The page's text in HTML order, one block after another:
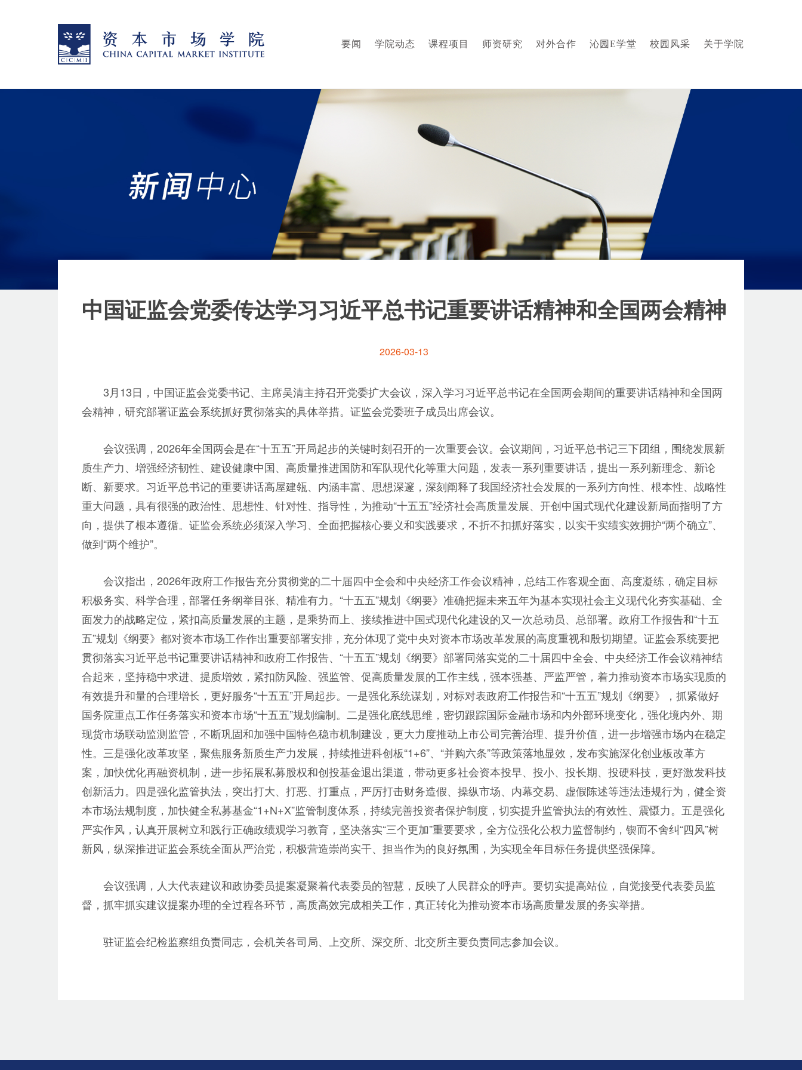
要闻 学院动态 课程项目 师资研究 对外合作 沁园E学堂 校园风采 关于学院
中国证监会党委传达学习习近平总书记重要讲话精神和全国两会精神
2026-03-13
3月13日，中国证监会党委书记、主席吴清主持召开党委扩大会议，深入学习习近平总书记在全国两会期间的重要讲话精神和全国两
会精神，研究部署证监会系统抓好贯彻落实的具体举措。证监会党委班子成员出席会议。
会议强调，2026年全国两会是在“十五五”开局起步的关键时刻召开的一次重要会议。会议期间，习近平总书记三下团组，围绕发展新
质生产力、增强经济韧性、建设健康中国、高质量推进国防和军队现代化等重大问题，发表一系列重要讲话，提出一系列新理念、新论
断、新要求。习近平总书记的重要讲话高屋建瓴、内涵丰富、思想深邃，深刻阐释了我国经济社会发展的一系列方向性、根本性、战略性
重大问题，具有很强的政治性、思想性、针对性、指导性，为推动“十五五”经济社会高质量发展、开创中国式现代化建设新局面指明了方
向，提供了根本遵循。证监会系统必须深入学习、全面把握核心要义和实践要求，不折不扣抓好落实，以实干实绩实效拥护“两个确立”、
做到“两个维护”。
会议指出，2026年政府工作报告充分贯彻党的二十届四中全会和中央经济工作会议精神，总结工作客观全面、高度凝练，确定目标
积极务实、科学合理，部署任务纲举目张、精准有力。“十五五”规划《纲要》准确把握未来五年为基本实现社会主义现代化夯实基础、全
面发力的战略定位，紧扣高质量发展的主题，是乘势而上、接续推进中国式现代化建设的又一次总动员、总部署。政府工作报告和“十五
五”规划《纲要》都对资本市场工作作出重要部署安排，充分体现了党中央对资本市场改革发展的高度重视和殷切期望。证监会系统要把
贯彻落实习近平总书记重要讲话精神和政府工作报告、“十五五”规划《纲要》部署同落实党的二十届四中全会、中央经济工作会议精神结
合起来，坚持稳中求进、提质增效，紧扣防风险、强监管、促高质量发展的工作主线，强本强基、严监严管，着力推动资本市场实现质的
有效提升和量的合理增长，更好服务“十五五”开局起步。一是强化系统谋划，对标对表政府工作报告和“十五五”规划《纲要》，抓紧做好
国务院重点工作任务落实和资本市场“十五五”规划编制。二是强化底线思维，密切跟踪国际金融市场和内外部环境变化，强化境内外、期
现货市场联动监测监管，不断巩固和加强中国特色稳市机制建设，更大力度推动上市公司完善治理、提升价值，进一步增强市场内在稳定
性。三是强化改革攻坚，聚焦服务新质生产力发展，持续推进科创板“1+6”、“并购六条”等政策落地显效，发布实施深化创业板改革方
案，加快优化再融资机制，进一步拓展私募股权和创投基金退出渠道，带动更多社会资本投早、投小、投长期、投硬科技，更好激发科技
创新活力。四是强化监管执法，突出打大、打恶、打重点，严厉打击财务造假、操纵市场、内幕交易、虚假陈述等违法违规行为，健全资
本市场法规制度，加快健全私募基金“1+N+X”监管制度体系，持续完善投资者保护制度，切实提升监管执法的有效性、震慑力。五是强化
严实作风，认真开展树立和践行正确政绩观学习教育，坚决落实“三个更加”重要要求，全方位强化公权力监督制约，锲而不舍纠“四风”树
新风，纵深推进证监会系统全面从严治党，积极营造崇尚实干、担当作为的良好氛围，为实现全年目标任务提供坚强保障。
会议强调，人大代表建议和政协委员提案凝聚着代表委员的智慧，反映了人民群众的呼声。要切实提高站位，自觉接受代表委员监
督，抓牢抓实建议提案办理的全过程各环节，高质高效完成相关工作，真正转化为推动资本市场高质量发展的务实举措。
驻证监会纪检监察组负责同志，会机关各司局、上交所、深交所、北交所主要负责同志参加会议。